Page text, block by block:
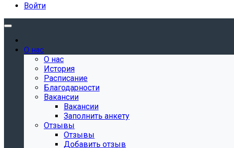
Войти
О нас
О нас
История
Расписание
Благодарности
Вакансии
Вакансии
Заполнить анкету
Отзывы
Отзывы
Добавить отзыв